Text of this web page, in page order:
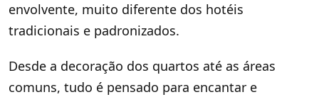
envolvente, muito diferente dos hotéis
tradicionais e padronizados.
Desde a decoração dos quartos até as áreas
comuns, tudo é pensado para encantar e